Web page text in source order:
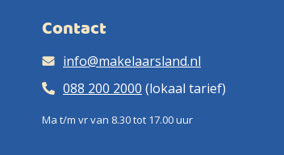
Contact
info@makelaarsland.nl
088 200 2000 (lokaal tarief)
Ma t/m vr van 8.30 tot 17.00 uur